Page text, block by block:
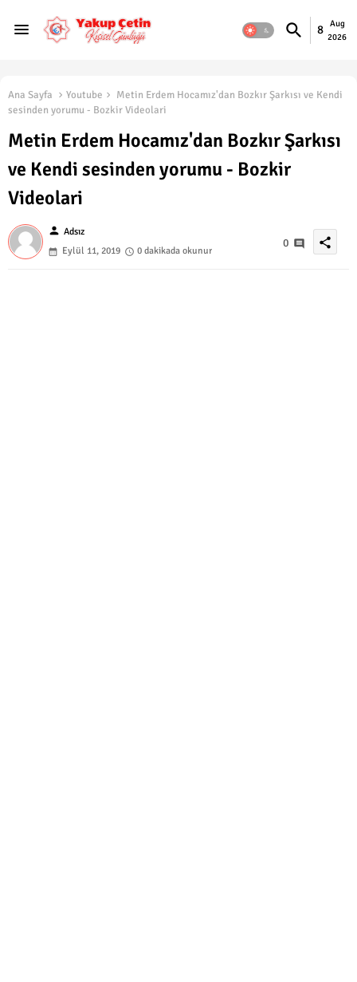
8
Aug
2026
Ana Sayfa Youtube
Metin Erdem Hocamız'dan Bozkır Şarkısı ve Kendi
sesinden yorumu - Bozkir Videolari
Metin Erdem Hocamız'dan Bozkır Şarkısı
ve Kendi sesinden yorumu - Bozkir
Videolari
person Adsız
Eylül 11, 2019
0 dakikada okunur
0 share